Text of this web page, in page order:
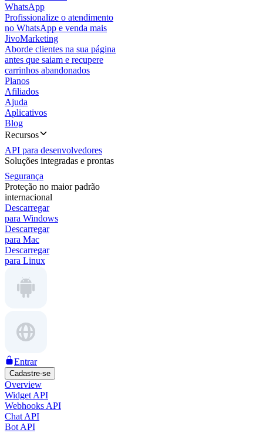
WhatsApp
Profissionalize o atendimento
no WhatsApp e venda mais
JivoMarketing
Aborde clientes na sua página
antes que saiam e recupere
carrinhos abandonados
Planos
Afiliados
Ajuda
Aplicativos
Blog
Recursos
API para desenvolvedores
Soluções integradas e prontas
Segurança
Proteção no maior padrão
internacional
Descarregar
para Windows
Descarregar
para Mac
Descarregar
para Linux
Entrar
Cadastre-se
Overview
Widget API
Webhooks API
Chat API
Bot API